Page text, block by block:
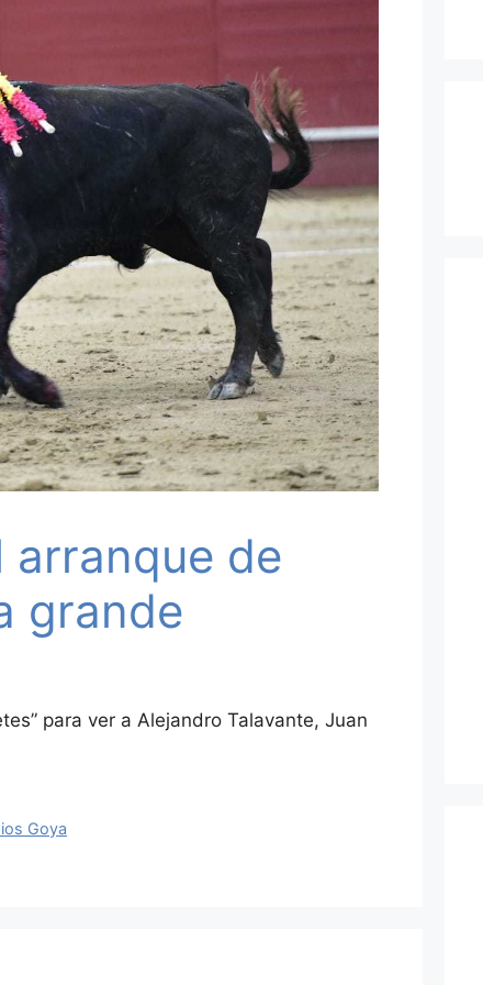
arranque de
grande
para ver a Alejandro Talavante, Juan
Goya